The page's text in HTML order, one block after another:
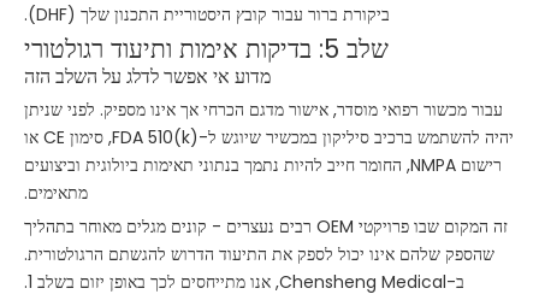
ביקורת ברור עבור קובץ היסטוריית התכנון שלך (DHF).
שלב 5: בדיקות אימות ותיעוד רגולטורי
מדוע אי אפשר לדלג על השלב הזה
עבור מכשור רפואי מוסדר, אישור מדגם הכרחי אך אינו מספיק. לפני שניתן
יהיה להשתמש ברכיב סיליקון במכשיר שיוגש ל-FDA 510(k), סימון CE או
רישום NMPA, החומר חייב להיות נתמך בנתוני תאימות ביולוגית וביצועים
מתאימים.
זה המקום שבו פרויקטי OEM רבים נעצרים - קונים מגלים מאוחר בתהליך
שהספק שלהם אינו יכול לספק את התיעוד הדרוש להגשתם הרגולטורית.
ב-Chensheng Medical, אנו מתייחסים לכך באופן יזום בשלב 1.